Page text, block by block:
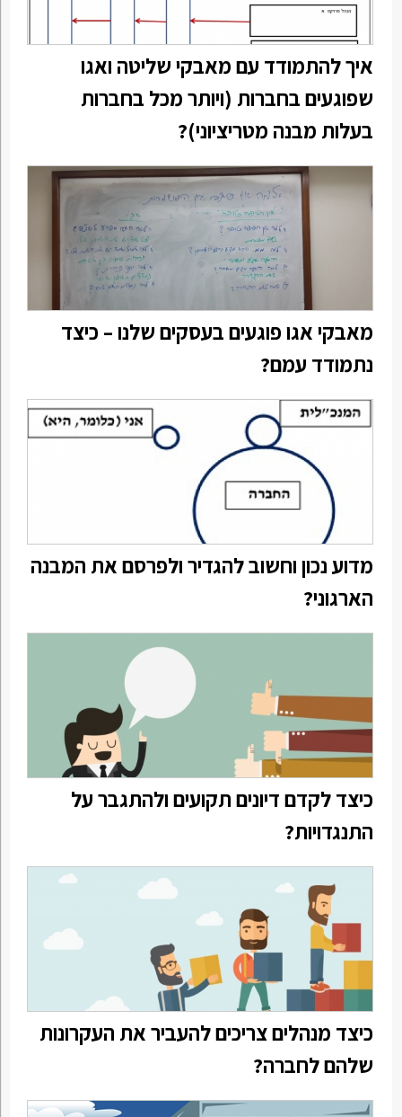
איך להתמודד עם מאבקי שליטה ואגו
שפוגעים בחברות (ויותר מכל בחברות
בעלות מבנה מטריציוני)?
מאבקי אגו פוגעים בעסקים שלנו – כיצד
נתמודד עמם?
מדוע נכון וחשוב להגדיר ולפרסם את המבנה
הארגוני?
כיצד לקדם דיונים תקועים ולהתגבר על
התנגדויות?
כיצד מנהלים צריכים להעביר את העקרונות
שלהם לחברה?